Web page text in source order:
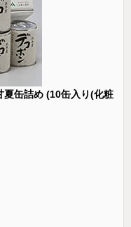
缶詰め (10缶入り(化粧